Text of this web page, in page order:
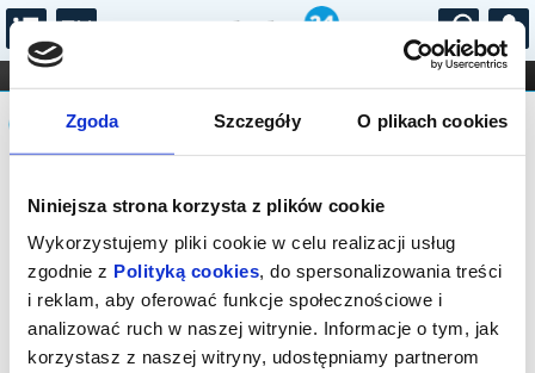
Zgoda Szczegóły O plikach cookies
Niniejsza strona korzysta z plików cookie
Wykorzystujemy pliki cookie w celu realizacji usług
zgodnie z Polityką cookies, do spersonalizowania treści
i reklam, aby oferować funkcje społecznościowe i
analizować ruch w naszej witrynie. Informacje o tym, jak
korzystasz z naszej witryny, udostępniamy partnerom
...
FILHARMONIA OPERA I BALET
STAND-UP
DLA DZIECI
Komunikat
Sprzedaż biletów on-line na wydarzenie
została zakończona.